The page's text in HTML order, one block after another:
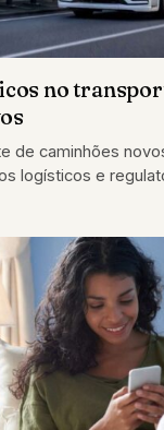
no
de caminhões
logísticos e